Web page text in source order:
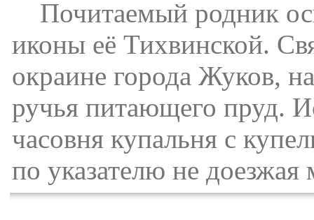
Почитаемый родник
иконы её Тихвинской.
окраине города Жуков,
ручья питающего пруд.
часовня купальня с
по указателю не